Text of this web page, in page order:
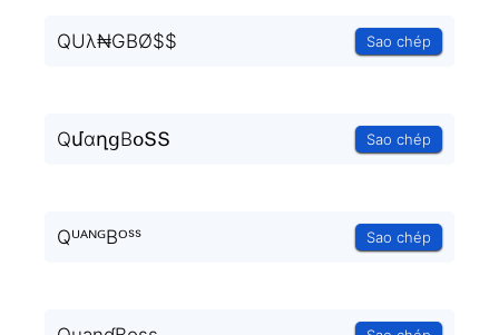
QUλ₦GBØ$$ Sao chép
QմɑղցBօՏՏ Sao chép
QᵁᴬᴺᴳBᴼˢˢ Sao chép